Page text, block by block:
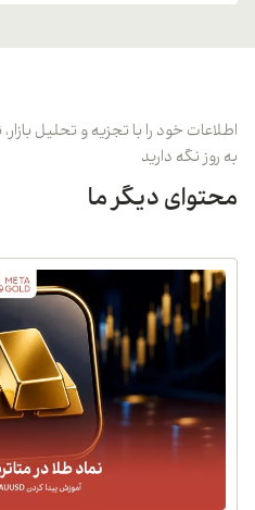
اطلاعات خود را با تجزیه و تحلیل
به روز نگه دارید
محتوای دیگر ما